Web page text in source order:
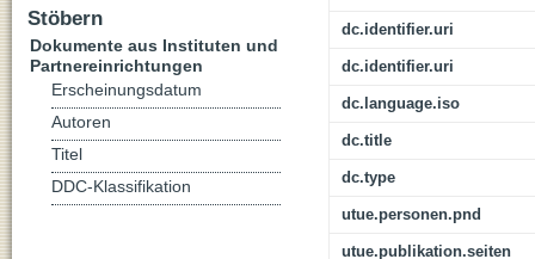
dc.identifier.uri
dc.identifier.uri
dc.language.iso
dc.title
dc.type
utue.personen.pnd
utue.publikation.seiten
Stöbern
Dokumente aus Instituten und
Partnereinrichtungen
Erscheinungsdatum
Autoren
Titel
DDC-Klassifikation